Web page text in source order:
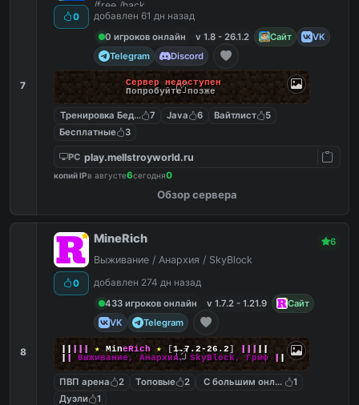
7
0
/free /hack
добавлен 61 дн назад
0 игроков онлайн
v 1.8 - 26.1.2 Сайт
VK
Telegram
Discord
Сервер недоступен
Попробуйте позже
Тренировка Бед Варс
7 Java 6 Вайтлист
5
Бесплатные
3
PC play.mellstroyworld.ru
копий IPв августе6сегодня0
Обзор сервера
8
0
MineRich 6
Выживание / Анархия / SkyBlock
добавлен 274 дн назад
433 игроков онлайн
v 1.7.2 - 1.21.9
Сайт
VK
Telegram
★ MineRic h ★ [1.7.2-26.2] |
| Выживание, Анархия, SkyBlock, Гриф | |
ПВП арена 2 Топовые 2 С большим онлайном
1
Дуэли
1